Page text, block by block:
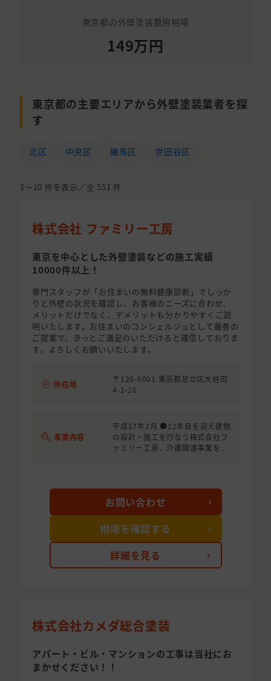
東京都の外壁塗装費用相場
149万円
東京都の主要エリアから外壁塗装業者を探
す
北区 中央区 練馬区 世田谷区
1〜10 件を表示／全 551 件
株式会社 ファミリー工房
東京を中心とした外壁塗装などの施工実績
10000件以上！
専門スタッフが「お住まいの無料健康診断」でしっか
りと外壁の状況を確認し、お客様のニーズに合わせ、
メリットだけでなく、デメリットも分かりやすくご説
明いたします。お住まいのコンシェルジュとして最善の
ご提案で、きっとご満足のいただけると確信しておりま
す。よろしくお願いいたします。
所在地
〒120-0001 東京都足立区大谷田
4-1-20
事業内容
平成17年2月 ●12年目を迎え建物
の設計・施工を行なう株式会社フ
ァミリー工房、介護関連事業を...
詳細を見る
お問い合わせ
相場を確認する
株式会社カメダ総合塗装
アパート・ビル・マンションの工事は当社にお
まかせください！！